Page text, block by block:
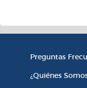
Preguntas
¿Quiénes